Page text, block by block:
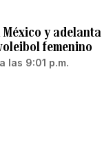
México y adelanta
femenino
las 9:01 p.m.